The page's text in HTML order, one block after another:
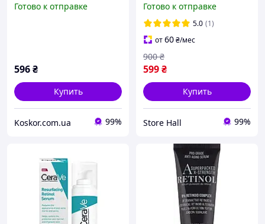
Celimax The Vita-A Retinal
Готово к отправке
596₴
Купить
Koskor.com.ua 99%
Centella Retinol 0.2
Boosting Shot Ampoule 30
мл
Готово к отправке
5.0 (1)
от60₴/мес
599₴
900 ₴
Купить
Store Hall 99%